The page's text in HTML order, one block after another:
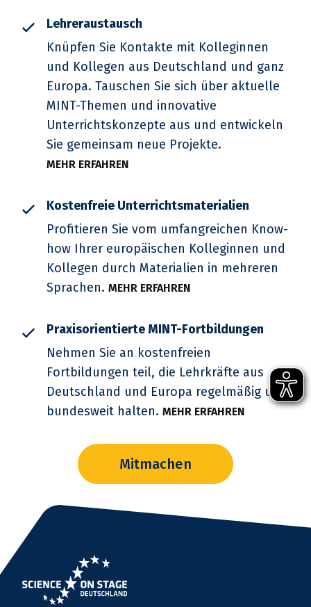
Lehreraustausch
Knüpfen Sie Kontakte mit Kolleginnen
und Kollegen aus Deutschland und ganz
Europa. Tauschen Sie sich über aktuelle
MINT-Themen und innovative
Unterrichtskonzepte aus und entwickeln
Sie gemeinsam neue Projekte.
MEHR ERFAHREN
Kostenfreie Unterrichtsmaterialien
Profitieren Sie vom umfangreichen Know-
how Ihrer europäischen Kolleginnen und
Kollegen durch Materialien in mehreren
Sprachen. MEHR ERFAHREN
Praxisorientierte MINT-Fortbildungen
Nehmen Sie an kostenfreien
Fortbildungen teil, die Lehrkräfte aus
Deutschland und Europa regelmäßig und
bundesweit halten. MEHR ERFAHREN
Mitmachen